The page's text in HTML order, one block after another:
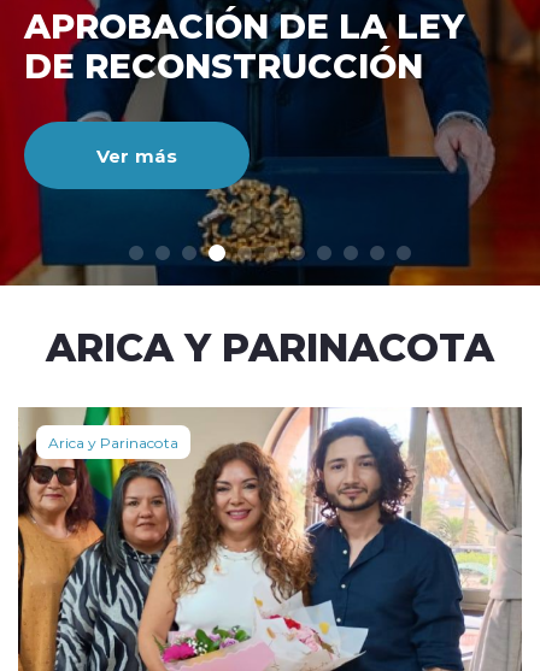
modo claro
DE RECONSTRUCCIÓ
NACIONAL
Ver más
ARICA Y PARINACOTA
Arica y Parinacota